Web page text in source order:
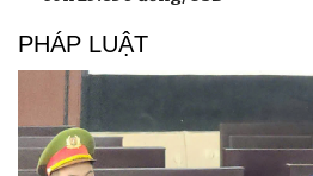
PHÁP LUẬT